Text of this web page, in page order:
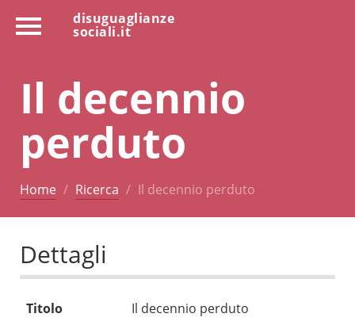
disuguaglianze
sociali.it
Il decennio
perduto
Home Ricerca Il decennio perduto
Dettagli
Titolo Il decennio perduto